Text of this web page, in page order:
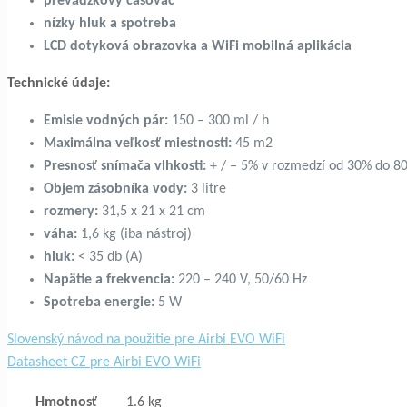
nízky hluk a spotreba
LCD dotyková obrazovka a WiFi mobilná aplikácia
Technické údaje:
Emisie vodných pár: 150 – 300 ml / h
Maximálna veľkosť miestnosti: 45 m2
Presnosť snímača vlhkosti: + / – 5% v rozmedzí od 30% do
Objem zásobníka vody: 3 litre
rozmery: 31,5 x 21 x 21 cm
váha: 1,6 kg (iba nástroj)
hluk: < 35 db (A)
Napätie a frekvencia: 220 – 240 V, 50/60 Hz
Spotreba energie: 5 W
Slovenský návod na použitie pre Airbi EVO WiFi
Datasheet CZ pre Airbi EVO WiFi
Hmotnosť 1.6 kg